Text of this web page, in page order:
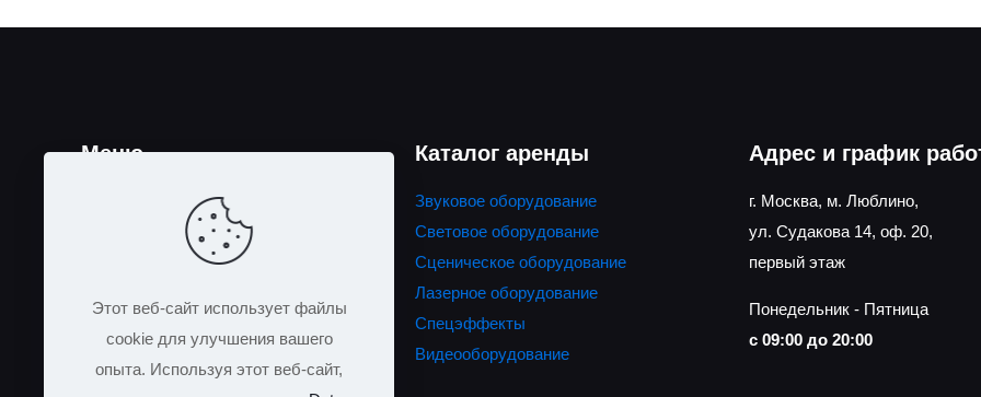
Меню
Тех. обеспечение мероприятий
Доставка и монтаж
Полезная информация
Каталог аренды
Звуковое оборудование
Световое оборудование
Сценическое оборудование
Лазерное оборудование
Спецэффекты
Видеооборудование
Адрес и график
г. Москва, м. Люблино,
ул. Судакова 14, оф. 20,
первый этаж
Понедельник - Пятница
с 09:00 до 20:00
Этот веб-сайт использует файлы
cookie для улучшения вашего
опыта. Используя этот веб-сайт,